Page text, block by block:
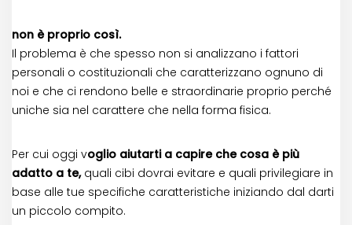
non è proprio così.
Il problema è che spesso non si analizzano i fattori
personali o costituzionali che caratterizzano ognuno di
noi e che ci rendono belle e straordinarie proprio perché
uniche sia nel carattere che nella forma fisica.
Per cui oggi voglio aiutarti a capire che cosa è più
adatto a te,quali cibi dovrai evitare e quali privilegiare in
base alle tue specifiche caratteristiche iniziando dal darti
un piccolo compito.